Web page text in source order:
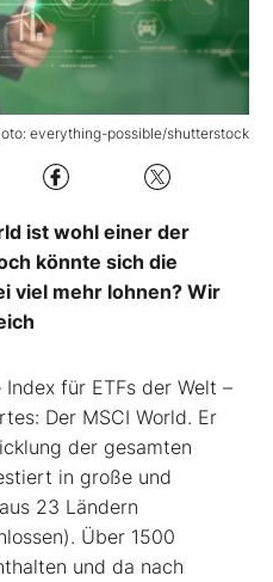
everything-possible/shutterstock
ist wohl einer der
könnte sich die
viel mehr lohnen? Wir
für ETFs der Welt –
Der MSCI World. Er
der gesamten
in große und
23 Ländern
Über 1500
und da nach